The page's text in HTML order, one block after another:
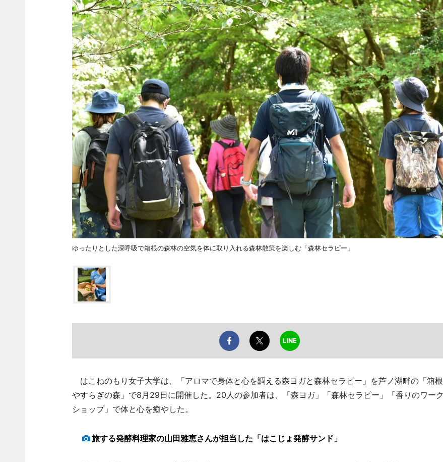
ゆったりとした深呼吸で箱根の森林の空気を体に取り入れる森林散策を楽しむ「森林セラピー」
はこねのもり女子大学は、「アロマで身体と心を調える森ヨガと森林セラピー」を芦ノ湖畔の「箱根
やすらぎの森」で8月29日に開催した。20人の参加者は、「森ヨガ」「森林セラピー」「香りのワーク
ショップ」で体と心を癒やした。
旅する発酵料理家の山田雅恵さんが担当した「はこじょ発酵サンド」